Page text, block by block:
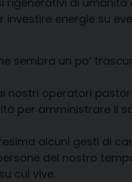
energie su
sembra un po’
nostri operatori
per amministrare il
alcuni gesti di
del nostro
cui vive.